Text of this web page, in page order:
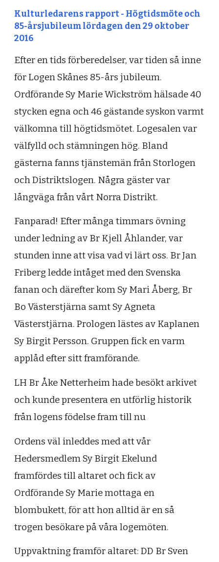
Kulturledarens rapport - Högtidsmöte och
85-årsjubileum lördagen den 29 oktober
2016
Efter en tids förberedelser, var tiden så inne
för Logen Skånes 85-års jubileum.
Ordförande Sy Marie Wickström hälsade 40
stycken egna och 46 gästande syskon varmt
välkomna till högtidsmötet. Logesalen var
välfylld och stämningen hög. Bland
gästerna fanns tjänstemän från Storlogen
och Distriktslogen. Några gäster var
långväga från vårt Norra Distrikt.
Fanparad! Efter många timmars övning
under ledning av Br Kjell Åhlander, var
stunden inne att visa vad vi lärt oss. Br Jan
Friberg ledde intåget med den Svenska
fanan och därefter kom Sy Mari Åberg, Br
Bo Västerstjärna samt Sy Agneta
Västerstjärna. Prologen lästes av Kaplanen
Sy Birgit Persson. Gruppen fick en varm
applåd efter sitt framförande.
LH Br Åke Netterheim hade besökt arkivet
och kunde presentera en utförlig historik
från logens födelse fram till nu
Ordens väl inleddes med att vår
Hedersmedlem Sy Birgit Ekelund
framfördes till altaret och fick av
Ordförande Sy Marie mottaga en
blombukett, för att hon alltid är en så
trogen besökare på våra logemöten.
Uppvaktning framför altaret: DD Br Sven